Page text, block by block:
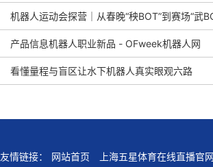
机器人运动会探营｜从春晚“秧BOT”到赛场“武
看头？
产品信息机器人职业新品 - OFweek机器人网
看懂量程与盲区让水下机器人真实眼观六路
友情链接： 网站首页 上海五星体育在线直播官